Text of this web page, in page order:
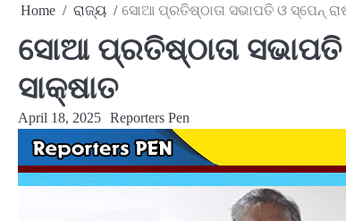
Home ରାଜ୍ୟ ସୋଆ ପ୍ରତିଷ୍ଠାତା ସଭାପତି ଓ ସ୍ପେନ୍
ସୋଆ ପ୍ରତିଷ୍ଠାତା
ସାକ୍ଷାତ
April 18, 2025 Reporters Pen